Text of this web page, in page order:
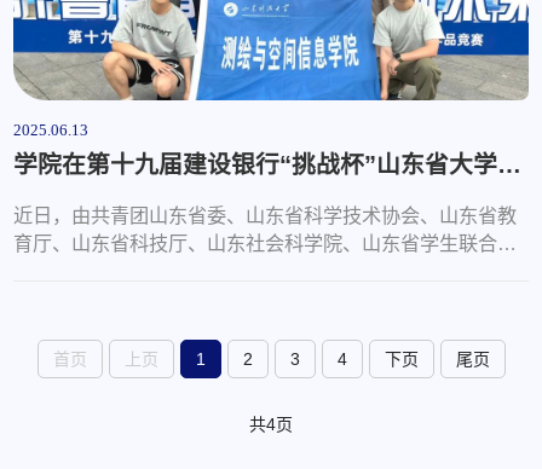
2025.06.13
学院在第十九届建设银行“挑战杯”山东省大学生课外学术科技作品竞赛中荣获一等奖
近日，由共青团山东省委、山东省科学技术协会、山东省教
育厅、山东省科技厅、山东社会科学院、山东省学生联合会
等环节，测绘学院项目《浅水区域空间信息无人机测绘引领
者》（团队成员：时永瑞、来浩杰、杨文泽、石鑫龙、毕广
首页 上页 1 2 3 4 下页 尾页
共4页